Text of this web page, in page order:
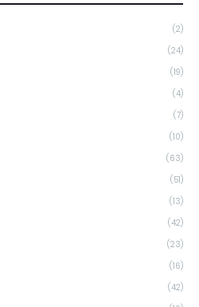
(2)
(24)
(19)
(4)
(7)
(10)
(63)
(51)
(13)
(42)
(23)
(16)
(42)